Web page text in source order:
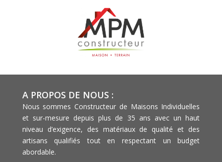
A PROPOS DE NOUS :
Nous sommes Constructeur de Maisons Individuelles
et sur-mesure depuis plus de 35 ans avec un haut
niveau d’exigence, des matériaux de qualité et des
artisans qualifiés tout en respectant un budget
abordable.